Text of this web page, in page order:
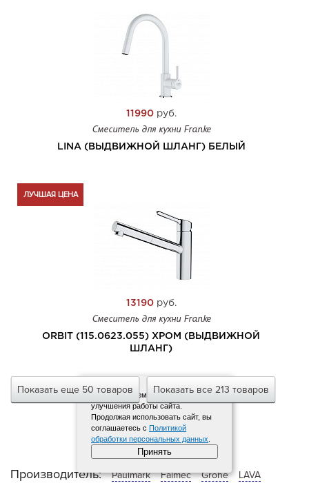
11990руб.
Смеситель для кухни Franke
LINA (ВЫДВИЖНОЙ ШЛАНГ) БЕЛЫЙ
13190руб.
Смеситель для кухни Franke
ORBIT (115.0623.055) ХРОМ (ВЫДВИЖНОЙ
ШЛАНГ)
ЛУЧШАЯ ЦЕНА
Показать еще 50 товаров Показать все 213 товаров
Производитель: Paulmark Falmec Grohe LAVA
Мы используем файлы cookies для
улучшения работы сайта.
Продолжая использовать сайт, вы
соглашаетесь с Политикой
обработки персональных данных
Принять